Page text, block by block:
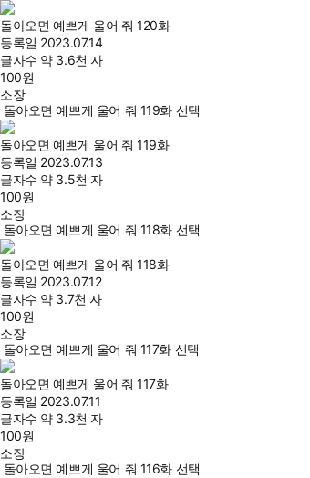
돌아오면 예쁘게 울어 줘 120화
등록일 2023.07.14
글자수 약 3.6천 자
100원
소장
돌아오면 예쁘게 울어 줘 119화 선택
돌아오면 예쁘게 울어 줘 119화
등록일 2023.07.13
글자수 약 3.5천 자
100원
소장
돌아오면 예쁘게 울어 줘 118화 선택
돌아오면 예쁘게 울어 줘 118화
등록일 2023.07.12
글자수 약 3.7천 자
100원
소장
돌아오면 예쁘게 울어 줘 117화 선택
돌아오면 예쁘게 울어 줘 117화
등록일 2023.07.11
글자수 약 3.3천 자
100원
소장
돌아오면 예쁘게 울어 줘 116화 선택